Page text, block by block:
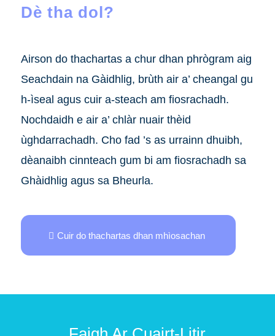
Dè tha dol?
Airson do thachartas a chur dhan phrògram aig
Seachdain na Gàidhlig, brùth air a’ cheangal gu
h-ìseal agus cuir a-steach am fiosrachadh.
Nochdaidh e air a’ chlàr nuair thèid
ùghdarrachadh. Cho fad ’s as urrainn dhuibh,
dèanaibh cinnteach gum bi am fiosrachadh sa
Ghàidhlig agus sa Bheurla.
Cuir do thachartas dhan mhìosachan